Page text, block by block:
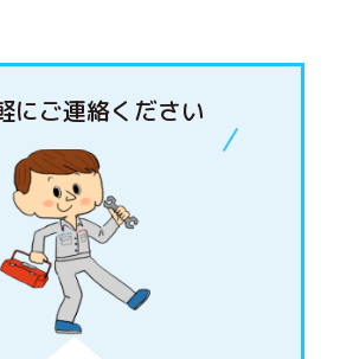
にご連絡ください